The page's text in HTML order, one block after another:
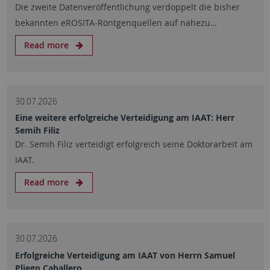
Die zweite Datenveröffentlichung verdoppelt die bisher
bekannten eROSITA-Röntgenquellen auf nahezu…
Read more
30.07.2026
Eine weitere erfolgreiche Verteidigung am IAAT: Herr
Semih Filiz
Dr. Semih Filiz verteidigt erfolgreich seine Doktorarbeit am
IAAT.
Read more
30.07.2026
Erfolgreiche Verteidigung am IAAT von Herrn Samuel
Pliego Caballero